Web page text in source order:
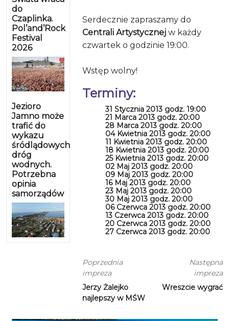
do
Czaplinka.
Pol’and’Rock
Festival
2026
Jezioro
Jamno może
trafić do
wykazu
śródlądowych
dróg
wodnych.
Potrzebna
opinia
samorządów
Serdecznie zapraszamy do
Centrali Artystycznej w każdy
czwartek o godzinie 19:00.
Wstęp wolny!
Terminy:
31 Stycznia 2013 godz. 19:00
21 Marca 2013 godz. 20:00
28 Marca 2013 godz. 20:00
04 Kwietnia 2013 godz. 20:00
11 Kwietnia 2013 godz. 20:00
18 Kwietnia 2013 godz. 20:00
25 Kwietnia 2013 godz. 20:00
02 Maj 2013 godz. 20:00
09 Maj 2013 godz. 20:00
16 Maj 2013 godz. 20:00
23 Maj 2013 godz. 20:00
30 Maj 2013 godz. 20:00
06 Czerwca 2013 godz. 20:00
13 Czerwca 2013 godz. 20:00
20 Czerwca 2013 godz. 20:00
27 Czerwca 2013 godz. 20:00
Poprzednia
impreza
Jerzy Żalejko
najlepszy w MŚW
Następna
impreza
Wreszcie wygrać